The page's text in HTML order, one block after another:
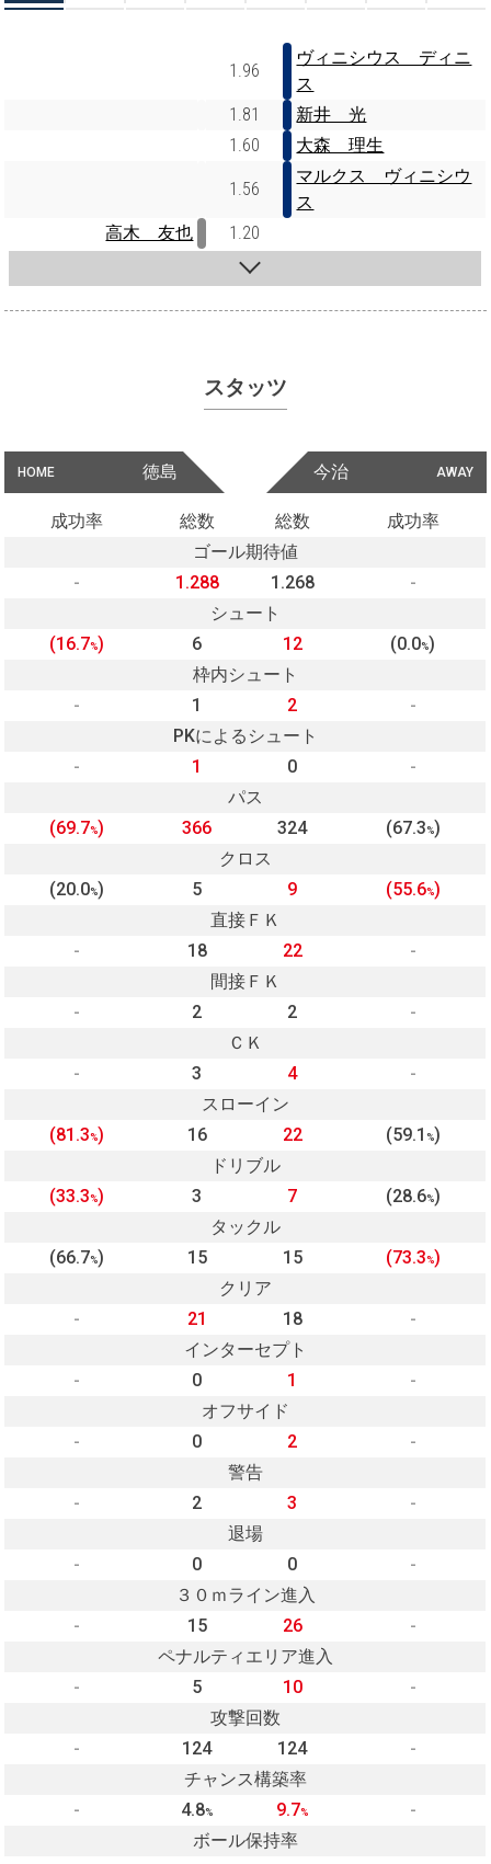
1.96
ヴィニシウス ディニ
ス
1.81
新井 光
1.60
大森 理生
1.56
マルクス ヴィニシウ
ス
高木 友也
1.20
スタッツ
HOME 徳島 AWAY
今治
成功率 総数 総数
成功率
ゴール期待値
-
1.288 1.268
-
シュート
(16.7%) 6 12 (0.0%)
枠内シュート
-
1 2
-
PKによるシュート
-
1 0
-
パス
(69.7%) 366 324 (67.3%)
クロス
(20.0%) 5 9 (55.6%)
直接ＦＫ
-
18 22
-
間接ＦＫ
-
2 2
-
ＣＫ
-
3 4
-
スローイン
(81.3%) 16 22 (59.1 %)
ドリブル
(33.3%) 3 7 (28.6%)
タックル
(66.7%) 15 15 (73.3%)
クリア
-
21 18
-
インターセプト
-
0 1
-
オフサイド
-
0 2
-
警告
-
2 3
-
退場
-
0 0
-
３０ｍライン進入
-
15 26
-
ペナルティエリア進入
-
5 10
-
攻撃回数
-
124 124
-
チャンス構築率
-
4.8% 9.7%
-
ボール保持率